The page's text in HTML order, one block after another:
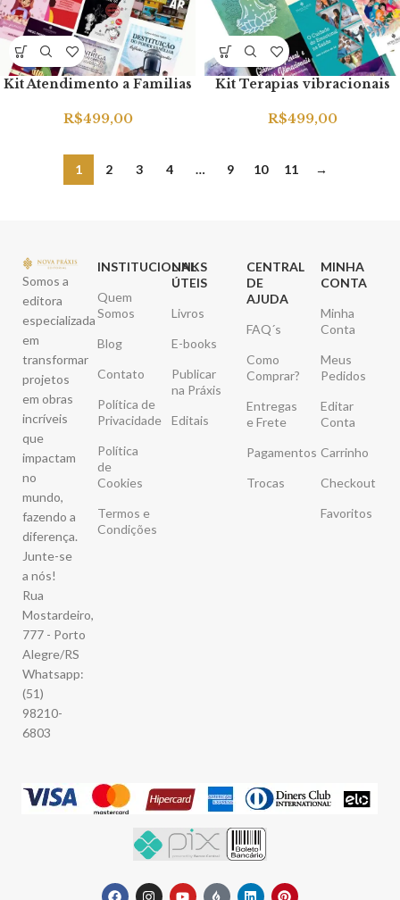
Kit Atendimento a Familias
R$499,00
Kit Terapias vibracionais
R$499,00
1 2 3 4 … 9 10 11 →
Somos a
editora
especializada
em
transformar
projetos
em obras
incríveis
que
impactam
no
mundo,
fazendo a
diferença.
Junte-se
a nós!
Rua
Mostardeiro,
777 - Porto
Alegre/RS
Whatsapp:
(51)
98210-
6803
INSTITUCIONAL
Quem
Somos
Blog
Contato
Política de
Privacidade
Política
de
Cookies
Termos e
Condições
LINKS
ÚTEIS
Livros
E-books
Publicar
na Práxis
Editais
CENTRAL
DE
AJUDA
FAQ´s
Como
Comprar?
Entregas
e Frete
Pagamentos
Trocas
MINHA
CONTA
Minha
Conta
Meus
Pedidos
Editar
Conta
Carrinho
Checkout
Favoritos